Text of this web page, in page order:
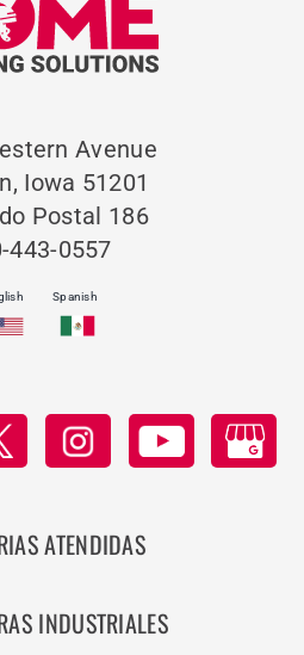
Avenue
Iowa 51201
Postal 186
443-0557
Spanish
ATENDIDAS
INDUSTRIALES